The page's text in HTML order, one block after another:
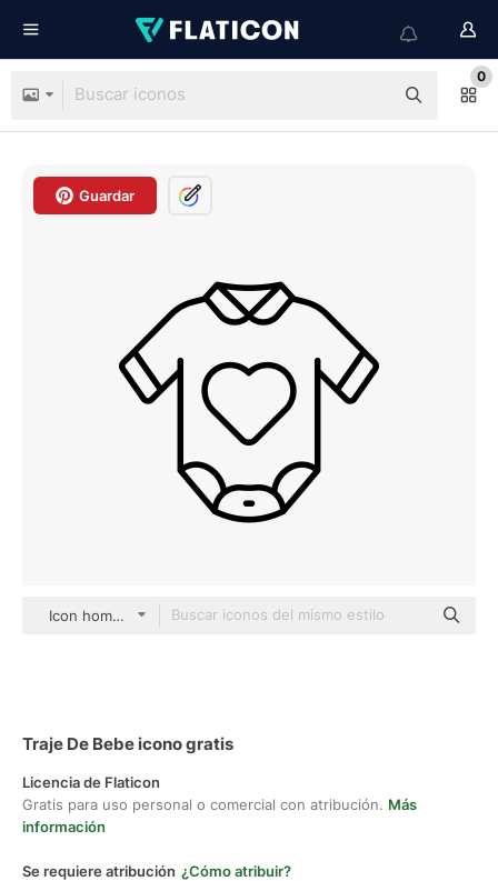
0
Guardar
Icon home black outline
Traje De Bebe icono gratis
Licencia de Flaticon
Gratis para uso personal o comercial con atribución. Más
información
Se requiere atribución ¿Cómo atribuir?